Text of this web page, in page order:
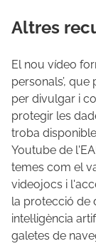
Altres
El nou vídeo
personals’, que
per divulgar i
protegir les
troba
Youtube de
temes com el
videojocs i
la protecció de
intel·ligència
galetes de